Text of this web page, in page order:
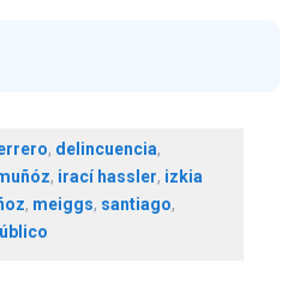
, delincuencia,
, irací hassler, izkia
, meiggs, santiago,